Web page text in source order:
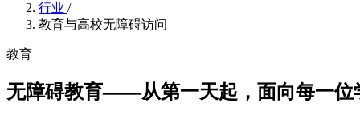
行业 /
教育与高校无障碍访问
教育
无障碍教育——从第一天起，面向每一位